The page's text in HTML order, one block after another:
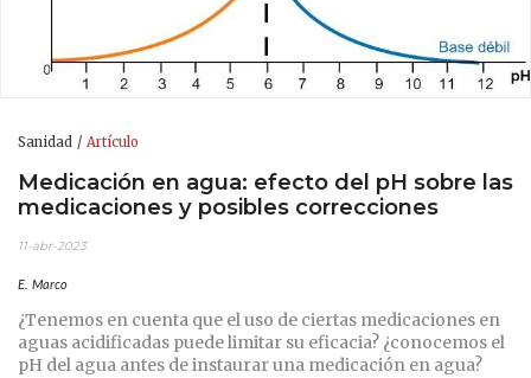
Sanidad Artículo
Medicación en agua: efecto del pH sobre las
medicaciones y posibles correcciones
11-abr-2023
E. Marco
¿Tenemos en cuenta que el uso de ciertas medicaciones en
aguas acidificadas puede limitar su eficacia? ¿conocemos el
pH del agua antes de instaurar una medicación en agua?